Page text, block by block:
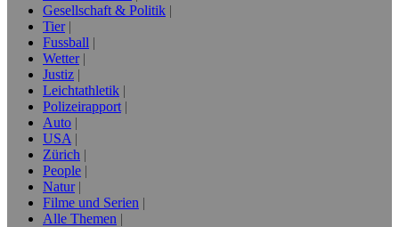
Gesellschaft & Politik
Tier
Fussball
Wetter
Justiz
Leichtathletik
Polizeirapport
Auto
USA
Zürich
People
Natur
Filme und Serien
Alle Themen